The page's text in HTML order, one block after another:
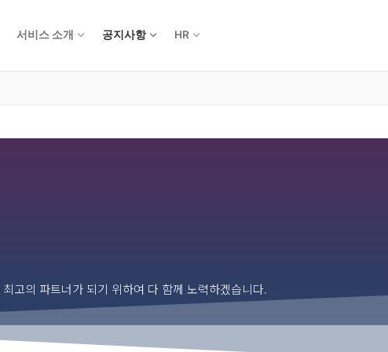
서비스 소개 공지사항 HR
고의 파트너가 되기 위하여 다 함께 노력하겠습니다.